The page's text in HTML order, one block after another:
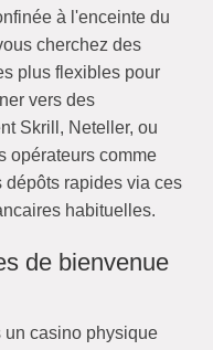
à l'enceinte du
cherchez des
plus flexibles pour
vers des
Skrill, Neteller, ou
opérateurs comme
dépôts rapides via ces
habituelles.
de bienvenue
un casino physique